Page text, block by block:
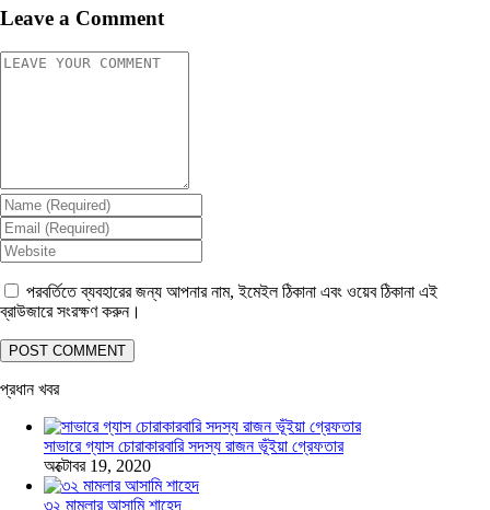
Leave a Comment
পরবর্তিতে ব্যবহারের জন্য আপনার নাম, ইমেইল ঠিকানা এবং ওয়েব ঠিকানা এই
ব্রাউজারে সংরক্ষণ করুন।
প্রধান খবর
সাভারে গ্যাস চোরাকারবারি সদস্য রাজন ভূঁইয়া গ্রেফতার
অক্টোবর 19, 2020
৩২ মামলার আসামি শাহেদ